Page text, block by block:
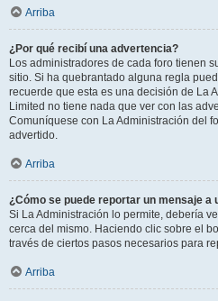
Arriba
¿Por qué recibí una advertencia?
Los administradores de cada foro tienen
sitio. Si ha quebrantado alguna regla
recuerde que esta es una decisión de La
Limited no tiene nada que ver con las
Comuníquese con La Administración del
advertido.
Arriba
¿Cómo se puede reportar un mensaje a
Si La Administración lo permite, debería
cerca del mismo. Haciendo clic sobre el
través de ciertos pasos necesarios para
Arriba